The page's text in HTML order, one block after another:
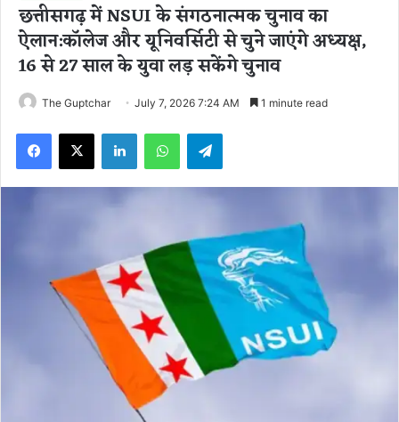
छत्तीसगढ़ में NSUI के संगठनात्मक चुनाव का
ऐलान:कॉलेज और यूनिवर्सिटी से चुने जाएंगे अध्यक्ष,
16 से 27 साल के युवा लड़ सकेंगे चुनाव
The Guptchar July 7, 2026 7:24 AM 1 minute read